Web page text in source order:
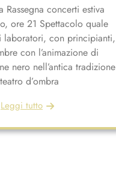
Rassegna concerti estiva
ore 21 Spettacolo quale
laboratori, con principianti,
con l’animazione di
nero nell’antica tradizione
d’ombra
Leggi tutto